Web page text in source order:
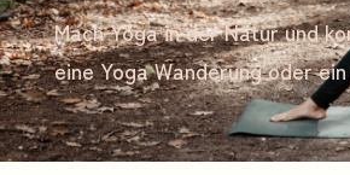
Mach Yoga in der Natur und
eine Yoga Wanderung oder